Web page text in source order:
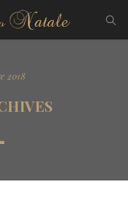
2018